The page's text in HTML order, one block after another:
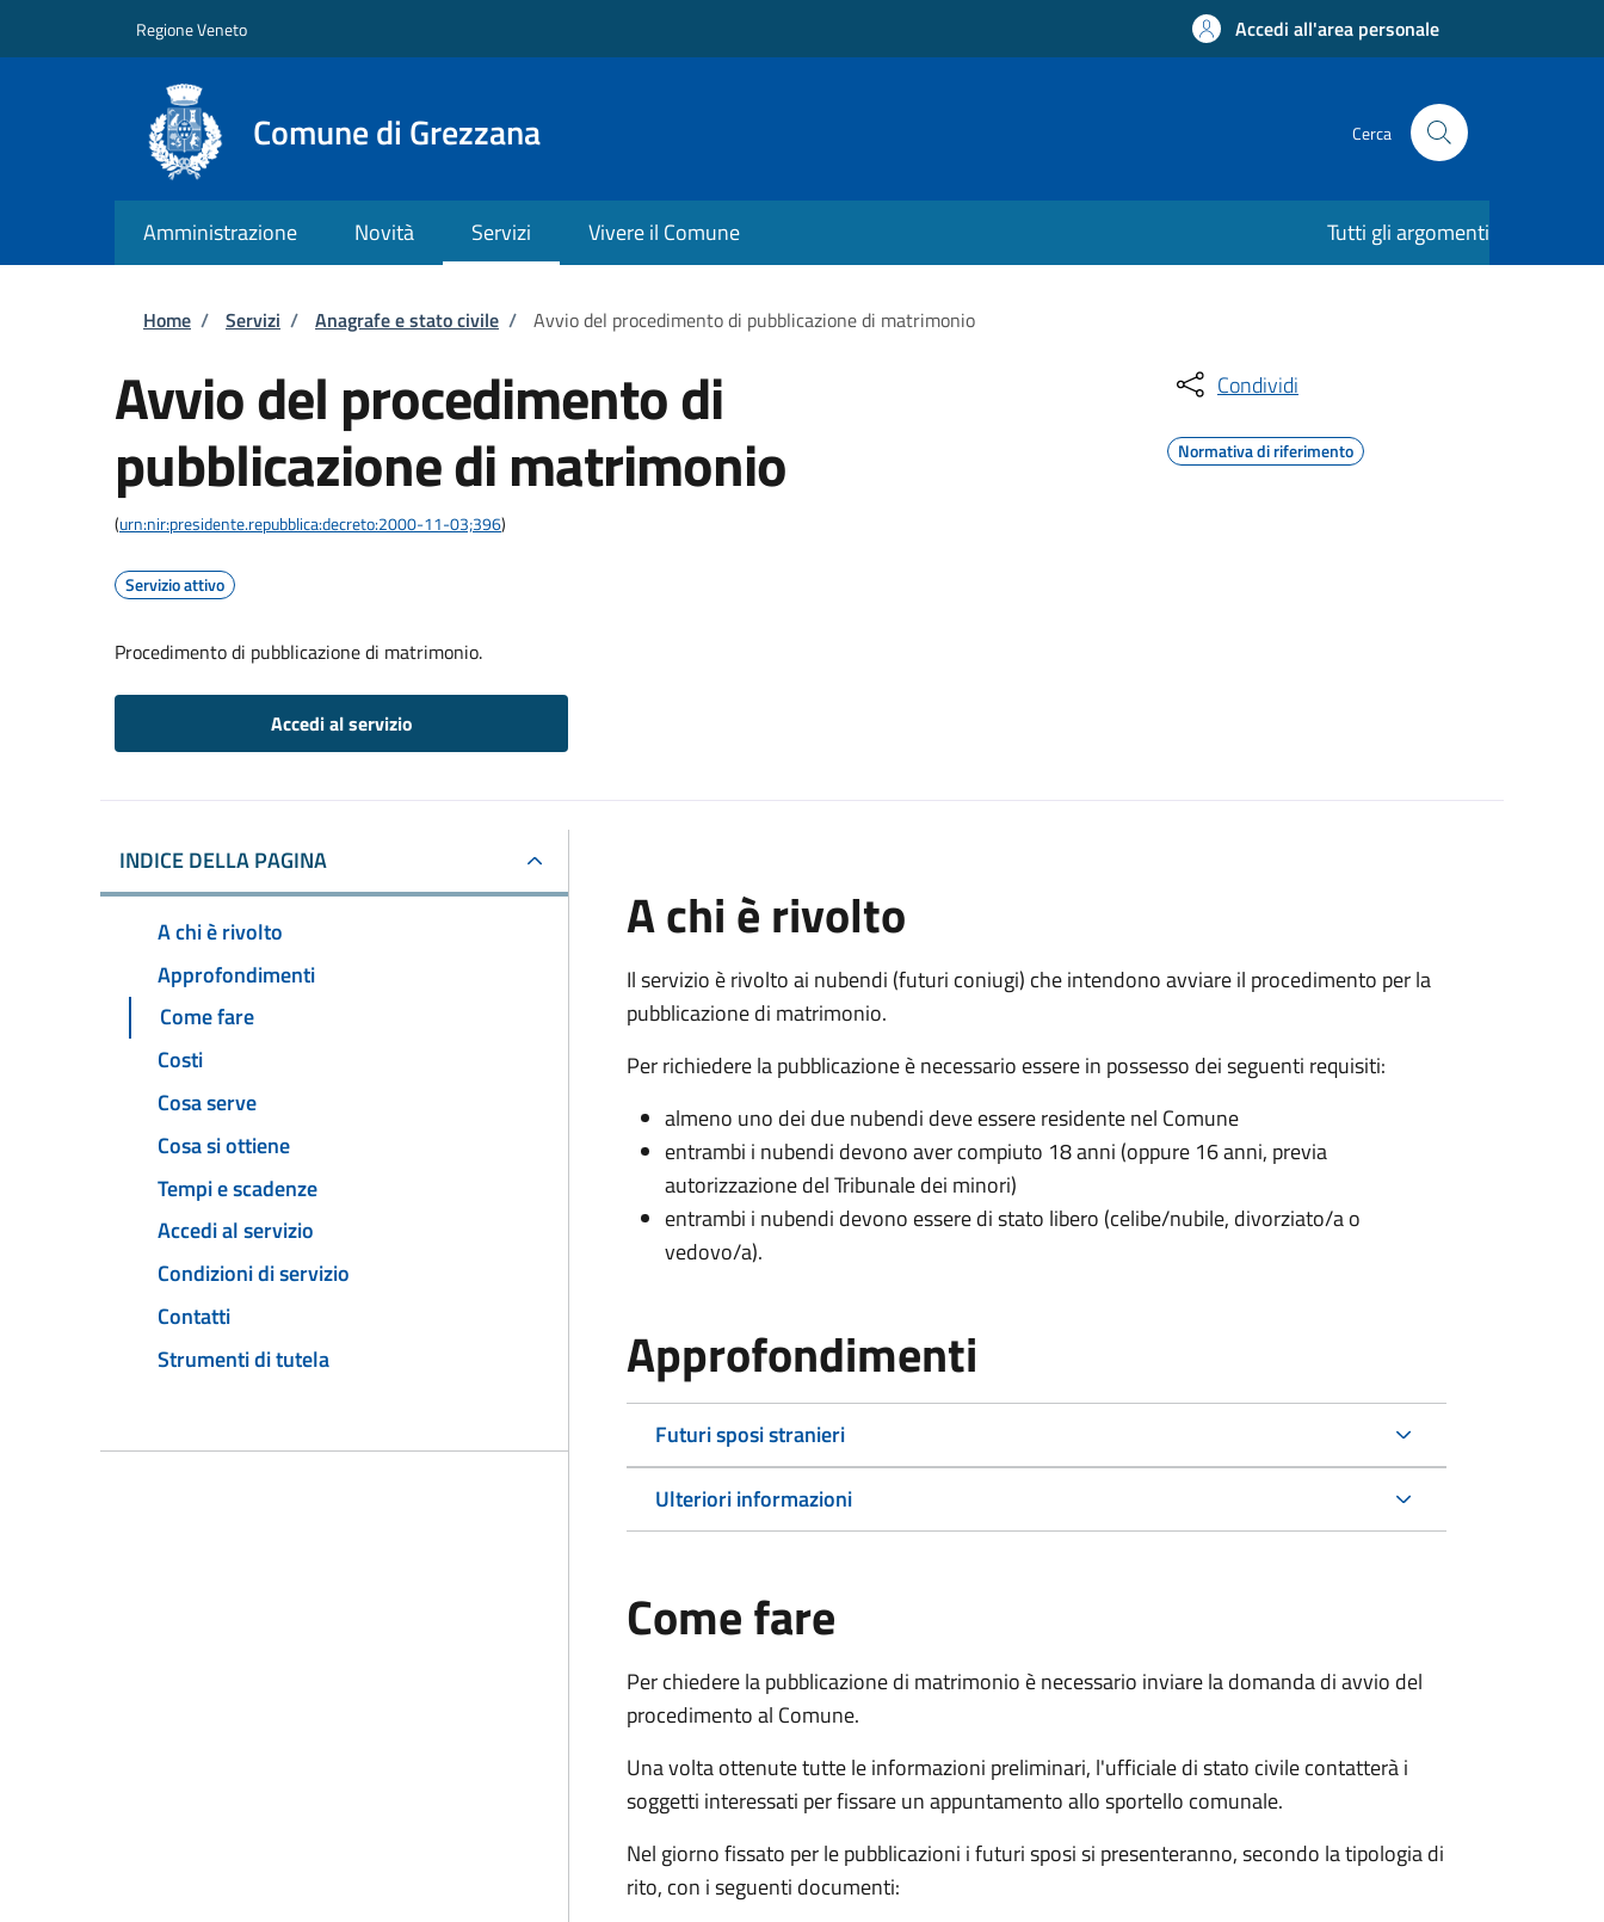
Regione Veneto Accedi all'area personale
Comune di Grezzana Cerca
Amministrazione Novità Servizi Vivere il Comune Tutti gli argomenti
Briciole di pane
Home / Servizi / Anagrafe e stato civile / Avvio del procedimento di pubblicazione di matrimonio
Avvio del procedimento di
pubblicazione di matrimonio
(urn:nir:presidente.repubblica:decreto:2000-11-03;396)
Servizio attivo
Procedimento di pubblicazione di matrimonio.
Accedi al servizio
Condividi
Normativa di riferimento
INDICE DELLA PAGINA
A chi è rivolto
Approfondimenti
Come fare
Costi
Cosa serve
Cosa si ottiene
Tempi e scadenze
Accedi al servizio
Condizioni di servizio
Contatti
Strumenti di tutela
A chi è rivolto
Il servizio è rivolto ai nubendi (futuri coniugi) che intendono avviare il procedimento per la
pubblicazione di matrimonio.
Per richiedere la pubblicazione è necessario essere in possesso dei seguenti requisiti:
almeno uno dei due nubendi deve essere residente nel Comune
entrambi i nubendi devono aver compiuto 18 anni (oppure 16 anni, previa
autorizzazione del Tribunale dei minori)
entrambi i nubendi devono essere di stato libero (celibe/nubile, divorziato/a o
vedovo/a).
Approfondimenti
Futuri sposi stranieri
Ulteriori informazioni
Come fare
Per chiedere la pubblicazione di matrimonio è necessario inviare la domanda di avvio del
procedimento al Comune.
Una volta ottenute tutte le informazioni preliminari, l'ufficiale di stato civile contatterà i
soggetti interessati per fissare un appuntamento allo sportello comunale.
Nel giorno fissato per le pubblicazioni i futuri sposi si presenteranno, secondo la tipologia di
rito, con i seguenti documenti: